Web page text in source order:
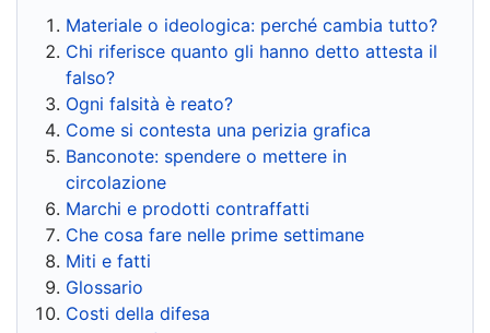
Materiale o ideologica: perché cambia tutto?
Chi riferisce quanto gli hanno detto attesta il
falso?
Ogni falsità è reato?
Come si contesta una perizia grafica
Banconote: spendere o mettere in
circolazione
Marchi e prodotti contraffatti
Che cosa fare nelle prime settimane
Miti e fatti
Glossario
Costi della difesa